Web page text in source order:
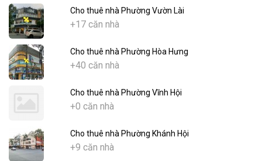
Cho thuê nhà Phường Vườn Lài
+17 căn nhà
Cho thuê nhà Phường Hòa Hưng
+40 căn nhà
Cho thuê nhà Phường Vĩnh Hội
+0 căn nhà
Cho thuê nhà Phường Khánh Hội
+9 căn nhà